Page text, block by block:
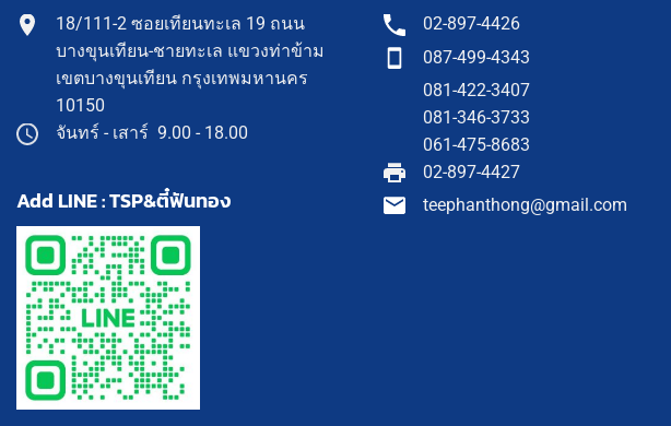
18/111-2 ซอยเทียนทะเล 19 ถนน
บางขุนเทียน-ชายทะเล แขวงท่าข้าม
เขตบางขุนเทียน กรุงเทพมหานคร
10150
จันทร์ - เสาร์ 9.00 - 18.00
Add LINE : TSP&ตี๋ฟันทอง
02-897-4426
087-499-4343
081-422-3407
081-346-3733
061-475-8683
02-897-4427
teephanthong@gmail.com